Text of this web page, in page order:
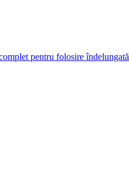
pentru folosire îndelungată